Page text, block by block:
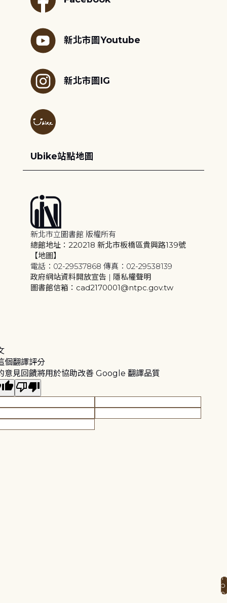
新北市圖Youtube
新北市圖IG
Ubike站點地圖
新北市立圖書館 版權所有
總館地址：220218 新北市板橋區貴興路139號
【地圖】
電話：02-29537868 傳真：02-29538139
政府網站資料開放宣告 | 隱私權聲明
圖書館信箱：cad2170001@ntpc.gov.tw
個翻譯評分
意見回饋將用於協助改善 Google 翻譯品質